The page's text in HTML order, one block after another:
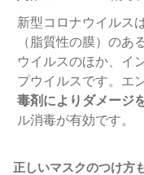
新型コロナウイルス
（脂質性の膜）のあ
ウイルスのほか、イ
プウイルスです。エ
毒剤によりダメージ
ル消毒が有効です。
正しいマスクのつけ方